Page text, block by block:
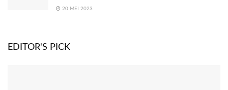
20 MEI 2023
EDITOR'S PICK